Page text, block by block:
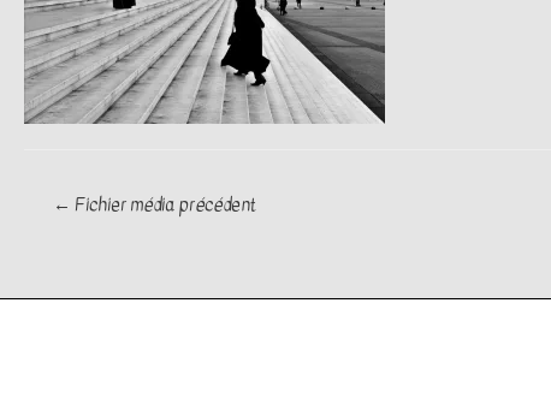
Navigation
← Fichier média précédent